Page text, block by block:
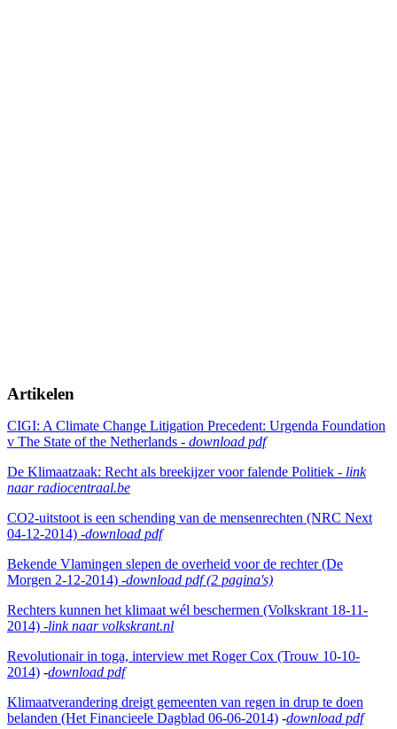
Artikelen
CIGI: A Climate Change Litigation Precedent: Urgenda Foundation
v The State of the Netherlands - download pdf
De Klimaatzaak: Recht als breekijzer voor falende Politiek - link
naar radiocentraal.be
CO2-uitstoot is een schending van de mensenrechten (NRC Next
04-12-2014) -download pdf
Bekende Vlamingen slepen de overheid voor de rechter (De
Morgen 2-12-2014) -download pdf (2 pagina's)
Rechters kunnen het klimaat wél beschermen (Volkskrant 18-11-
2014) -link naar volkskrant.nl
Revolutionair in toga, interview met Roger Cox (Trouw 10-10-
2014) -download pdf
Klimaatverandering dreigt gemeenten van regen in drup te doen
belanden (Het Financieele Dagblad 06-06-2014) -download pdf